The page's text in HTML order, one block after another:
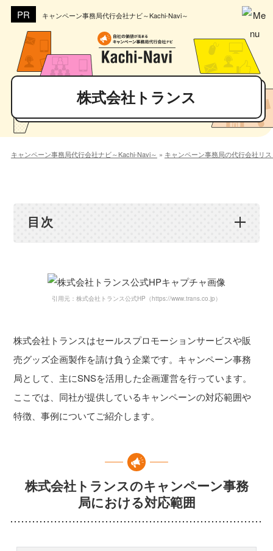
キャンペーン事務局代行会社ナビ～Kachi-Navi～
株式会社トランス
キャンペーン事務局代行会社ナビ～Kachi-Navi～ » キャンペーン事務局の代行会社リ
目次
引用元：株式会社トランス公式HP（https://www.trans.co.jp）
株式会社トランスはセールスプロモーションサービスや販
売グッズ企画製作を請け負う企業です。キャンペーン事務
局として、主にSNSを活用した企画運営を行っています。
ここでは、同社が提供しているキャンペーンの対応範囲や
特徴、事例についてご紹介します。
株式会社トランスのキャンペーン事務
局における対応範囲